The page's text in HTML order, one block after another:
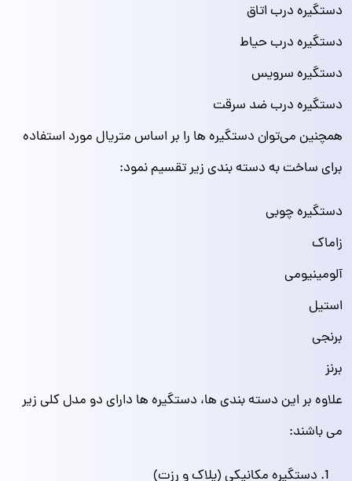
دستگیره درب اتاق
دستگیره درب حیاط
دستگیره سرویس
دستگیره درب ضد سرقت
همچنین می‌توان دستگیره ها را بر اساس متریال مورد استفاده
برای ساخت به دسته بندی زیر تقسیم نمود:
دستگیره چوبی
زاماک
آلومینیومی
استیل
برنجی
برنز
علاوه بر این دسته بندی ها، دستگیره ها دارای دو مدل کلی زیر
می باشند:
دستگیره مکانیکی (پلاک و رزت)